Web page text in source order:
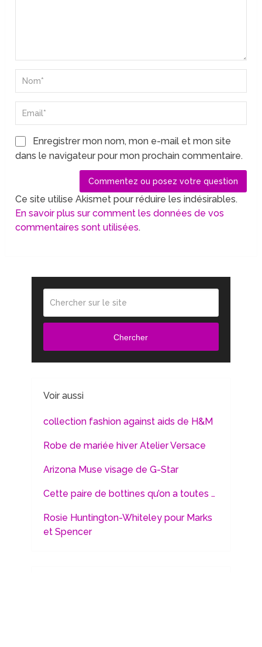
Enregistrer mon nom, mon e-mail et mon site
dans le navigateur pour mon prochain commentaire.
Ce site utilise Akismet pour réduire les indésirables.
En savoir plus sur comment les données de vos
commentaires sont utilisées.
Chercher
Voir aussi
collection fashion against aids de H&M
Robe de mariée hiver Atelier Versace
Arizona Muse visage de G-Star
Cette paire de bottines qu’on a toutes …
Rosie Huntington-Whiteley pour Marks
et Spencer